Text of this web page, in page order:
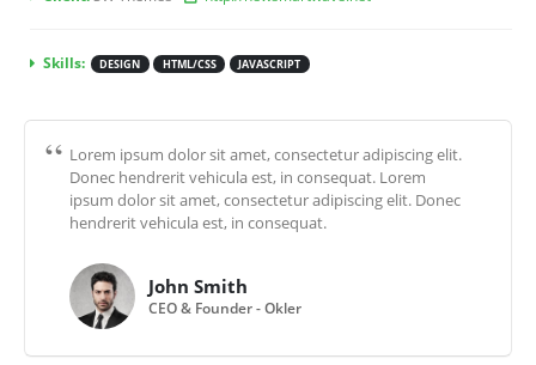
Skills: DESIGN HTML/CSS JAVASCRIPT
Lorem ipsum dolor sit amet, consectetur adipiscing elit.
Donec hendrerit vehicula est, in consequat. Lorem
ipsum dolor sit amet, consectetur adipiscing elit. Donec
hendrerit vehicula est, in consequat.
John Smith
CEO & Founder - Okler